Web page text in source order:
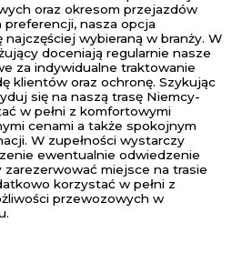
oraz okresom przejazdów
nasza opcja
wybieraną w branży. W
doceniają regularnie nasze
za indywidualne traktowanie
klientów oraz ochronę. Szykując
się na naszą trasę Niemcy-
w pełni z komfortowymi
cenami a także spokojnym
W zupełności wystarczy
ewentualnie odwiedzenie
miejsce na trasie
korzystać w pełni z
przewozowych w